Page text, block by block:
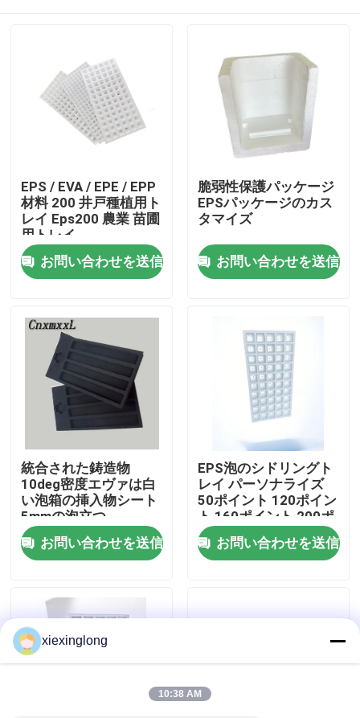
家へ
ビデオ
わたしたち に つい て
工場 ツアー
品質管理
連絡 ください
ニュース
事件
EPS / EVA / EPE / EPP
材料 200 井戸種植用ト
レイ Eps200 農業 苗圃
用トレイ
お問い合わせを送信
脆弱性保護パッケージ
EPSパッケージのカス
タマイズ
お問い合わせを送信
統合された鋳造物
10deg密度エヴァは白
い泡箱の挿入物シート
5mmの泡立つ
お問い合わせを送信
EPS泡のシドリングト
レイ パーソナライズ
50ポイント 120ポイン
ト 160ポイント 200ポ
イント
お問い合わせを送信
xiexinglong
10:38 AM